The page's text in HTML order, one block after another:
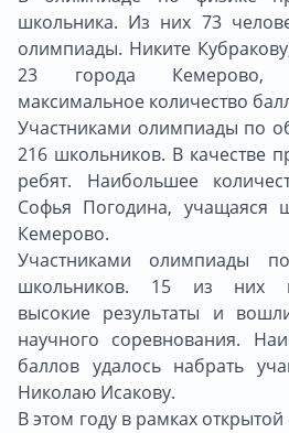
школьника. Из них 73
олимпиады. Никите
23 города Кемерово,
максимальное количество
Участниками олимпиады по
216 школьников. В качестве
ребят. Наибольшее
Софья Погодина,
Кемерово.
Участниками олимпиады
школьников. 15 из них
высокие результаты и
научного соревнования.
баллов удалось набрать
Николаю Исакову.
В этом году в рамках